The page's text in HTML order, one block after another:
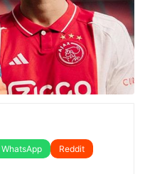
WhatsApp
Reddit